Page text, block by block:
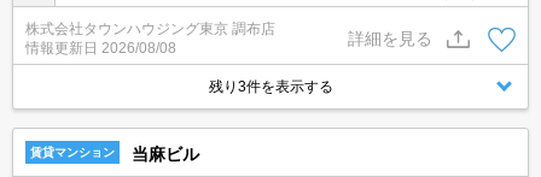
地域密着タウンハウジングまで～
株式会社タウンハウジング東京 調布店
情報更新日 2026/08/08
詳細を見る
残り3件を表示する
賃貸マンション 当麻ビル